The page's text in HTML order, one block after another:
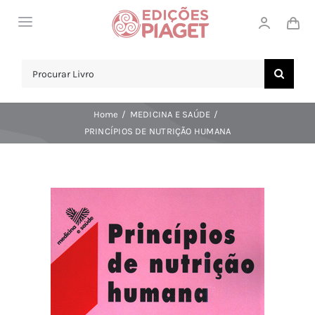
Toggle
Search
Home
MEDICINA E SAÚDE
PRINCÍPIOS DE NUTRIÇÃO HUMANA